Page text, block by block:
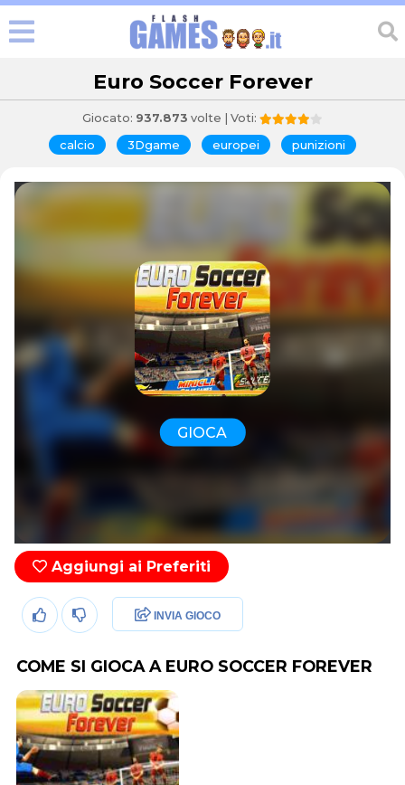
Euro Soccer Forever
Giocato: 937.873 volte | Voti:
calcio 3Dgame europei punizioni
GIOCA
Aggiungi ai Preferiti
INVIA GIOCO
COME SI GIOCA A EURO SOCCER FOREVER